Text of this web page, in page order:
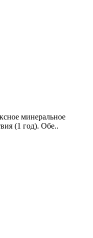
минеральное
(1 год). Обе..